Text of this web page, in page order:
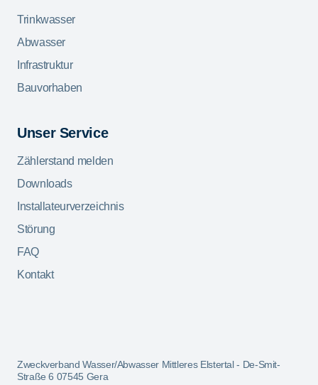
Trinkwasser
Abwasser
Infrastruktur
Bauvorhaben
Unser Service
Zählerstand melden
Downloads
Installateurverzeichnis
Störung
FAQ
Kontakt
Zweckverband Wasser/Abwasser Mittleres Elstertal - De-Smit-
Straße 6 07545 Gera